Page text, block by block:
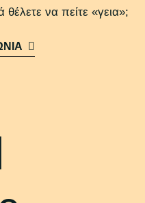
να πείτε «γεια»;